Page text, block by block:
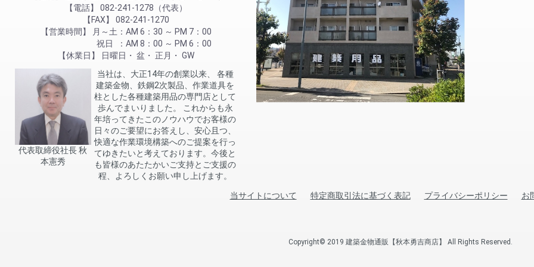
電話
082-241-1278（代表）
FAX
082-241-1270
営業時間
月～土
AM 6：30 ～ PM 7：00
祝日
AM 8：00 ～ PM 6：00
休業日
日曜日 盆 正月 GW
代表取締役社長 秋
本憲秀
当社は、大正14年の創業以来、 各種
建築金物、鉄鋼2次製品、作業道具を
柱とした各種建築用品の専門店として
歩んでまいりました。 これからも永
年培ってきたこのノウハウでお客様の
日々のご要望にお答えし、安心且つ、
快適な作業環境構築へのご提案を行っ
てゆきたいと考えております。今後と
も皆様のあたたかいご支持とご支援の
程、よろしくお願い申し上げます。
当サイトについて 特定商取引法に基づく表記 プライバシーポリシー お
Copyright© 2019 建築金物通販【秋本勇吉商店】 All Rights Reserved.